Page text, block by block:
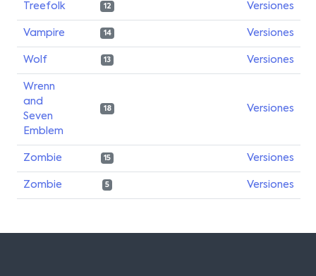
Treefolk 12 Versiones
Vampire 14 Versiones
Wolf 13 Versiones
Wrenn
and
Seven
Emblem
18 Versiones
Zombie 15 Versiones
Zombie 5 Versiones